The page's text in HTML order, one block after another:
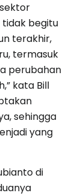
tidak begitu
terakhir,
termasuk
perubahan
kata Bill
sehingga
yang
di